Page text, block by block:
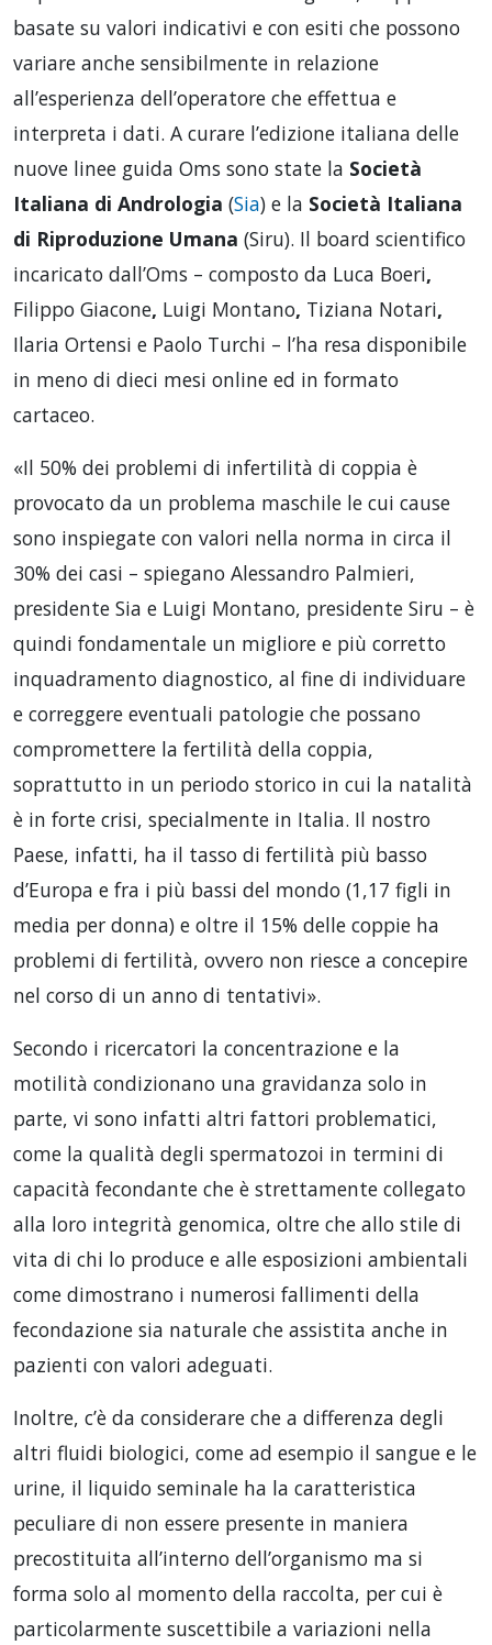
basate su valori indicativi e con esiti che possono
variare anche sensibilmente in relazione
all’esperienza dell’operatore che effettua e
interpreta i dati. A curare l’edizione italiana delle
nuove linee guida Oms sono state la Società
Italiana di Andrologia (Sia) e la Società Italiana
di Riproduzione Umana (Siru). Il board scientifico
incaricato dall’Oms – composto da Luca Boeri,
Filippo Giacone, Luigi Montano, Tiziana Notari,
Ilaria Ortensi e Paolo Turchi – l’ha resa disponibile
in meno di dieci mesi online ed in formato
cartaceo.
«Il 50% dei problemi di infertilità di coppia è
provocato da un problema maschile le cui cause
sono inspiegate con valori nella norma in circa il
30% dei casi – spiegano Alessandro Palmieri,
presidente Sia e Luigi Montano, presidente Siru – è
quindi fondamentale un migliore e più corretto
inquadramento diagnostico, al fine di individuare
e correggere eventuali patologie che possano
compromettere la fertilità della coppia,
soprattutto in un periodo storico in cui la natalità
è in forte crisi, specialmente in Italia. Il nostro
Paese, infatti, ha il tasso di fertilità più basso
d’Europa e fra i più bassi del mondo (1,17 figli in
media per donna) e oltre il 15% delle coppie ha
problemi di fertilità, ovvero non riesce a concepire
nel corso di un anno di tentativi».
Secondo i ricercatori la concentrazione e la
motilità condizionano una gravidanza solo in
parte, vi sono infatti altri fattori problematici,
come la qualità degli spermatozoi in termini di
capacità fecondante che è strettamente collegato
alla loro integrità genomica, oltre che allo stile di
vita di chi lo produce e alle esposizioni ambientali
come dimostrano i numerosi fallimenti della
fecondazione sia naturale che assistita anche in
pazienti con valori adeguati.
Inoltre, c’è da considerare che a differenza degli
altri fluidi biologici, come ad esempio il sangue e le
urine, il liquido seminale ha la caratteristica
peculiare di non essere presente in maniera
precostituita all’interno dell’organismo ma si
forma solo al momento della raccolta, per cui è
particolarmente suscettibile a variazioni nella